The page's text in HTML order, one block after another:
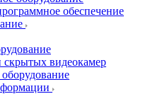
обеспечение
видеокамер